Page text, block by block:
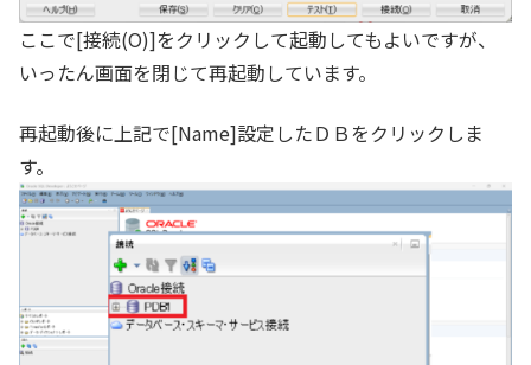
ここで[接続(O)]をクリックして起動してもよいですが、
いったん画面を閉じて再起動しています。
再起動後に上記で[Name]設定したＤＢをクリックしま
す。